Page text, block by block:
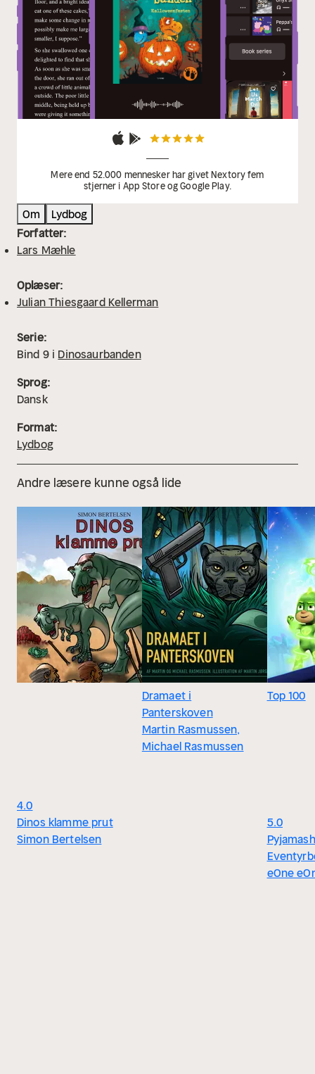
Mere end 52.000 mennesker har givet Nextory fem
stjerner i App Store og Google Play.
Om
Lydbog
Forfatter:
Lars Mæhle
Oplæser:
Julian Thiesgaard Kellerman
Serie:
Bind 9i Dinosaurbanden
Sprog:
Dansk
Format:
Lydbog
Andre læsere kunne også lide
4.0
Dinos klamme prut
Simon Bertelsen
Dramaet i
Panterskoven
Martin Rasmussen,
Michael Rasmussen
Top 100
5.0
eOne